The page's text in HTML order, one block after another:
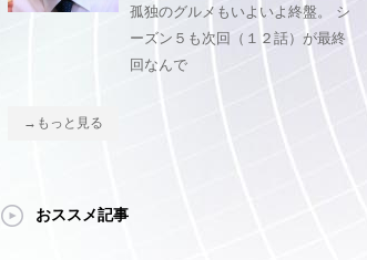
孤独のグルメもいよいよ終盤。 シ
ーズン５も次回（１２話）が最終
回なんで
→もっと見る
おススメ記事